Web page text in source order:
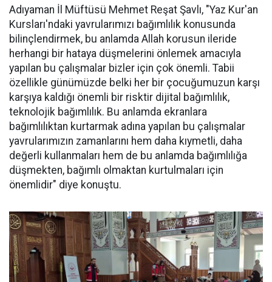
Adıyaman İl Müftüsü Mehmet Reşat Şavlı, "Yaz Kur'an
Kursları'ndaki yavrularımızı bağımlılık konusunda
bilinçlendirmek, bu anlamda Allah korusun ileride
herhangi bir hataya düşmelerini önlemek amacıyla
yapılan bu çalışmalar bizler için çok önemli. Tabii
özellikle günümüzde belki her bir çocuğumuzun karşı
karşıya kaldığı önemli bir risktir dijital bağımlılık,
teknolojik bağımlılık. Bu anlamda ekranlara
bağımlılıktan kurtarmak adına yapılan bu çalışmalar
yavrularımızın zamanlarını hem daha kıymetli, daha
değerli kullanmaları hem de bu anlamda bağımlılığa
düşmekten, bağımlı olmaktan kurtulmaları için
önemlidir" diye konuştu.